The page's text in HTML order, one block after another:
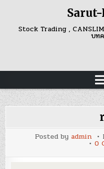
contentStock Trading ,
บท
Posted by admin
0